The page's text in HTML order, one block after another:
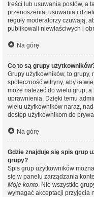
treści lub usuwania postów, a
przenoszenia, usuwania i
reguły moderatorzy czuwają,
publikowali niewłaściwych i
Na górę
Co to są grupy
Grupy użytkowników, to grupy,
społeczność witryny, aby
może należeć do wielu grup, a
uprawnienia. Dzięki temu
wielu użytkowników naraz,
dostęp użytkownikom do
Na górę
Gdzie znajduje się spis grup
grupy?
Spis grup użytkowników
się w panelu zarządzania
Moje konto. Nie wszystkie
wymagać akceptacji przyjęcia